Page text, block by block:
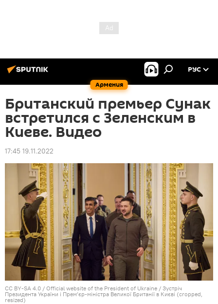
Армения
РУС
Британский премьер Сунак
встретился с Зеленским в
Киеве. Видео
17:45 19.11.2022
CC BY-SA 4.0 / Official website of the President of Ukraine / Зустріч
Президента України і Прем’єр-міністра Великої Британії в Києві (cropped,
resized)